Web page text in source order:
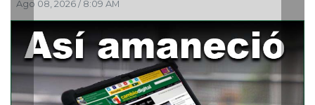
08, 2026 / 8:09 AM